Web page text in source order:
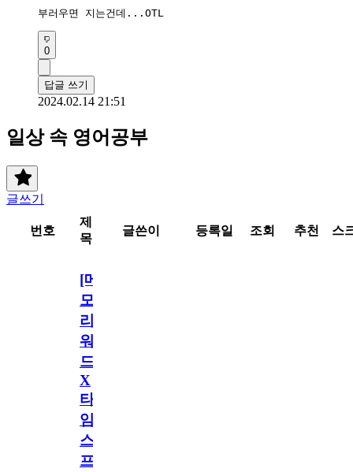
부러우면 지는건데...OTL
0
답글 쓰기
2024.02.14 21:51
일상 속 영어공부
글쓰기
번호
제
목
글쓴이 등록일 조회 추천 스
[메
모
리
워
드
X
타
임
스
프